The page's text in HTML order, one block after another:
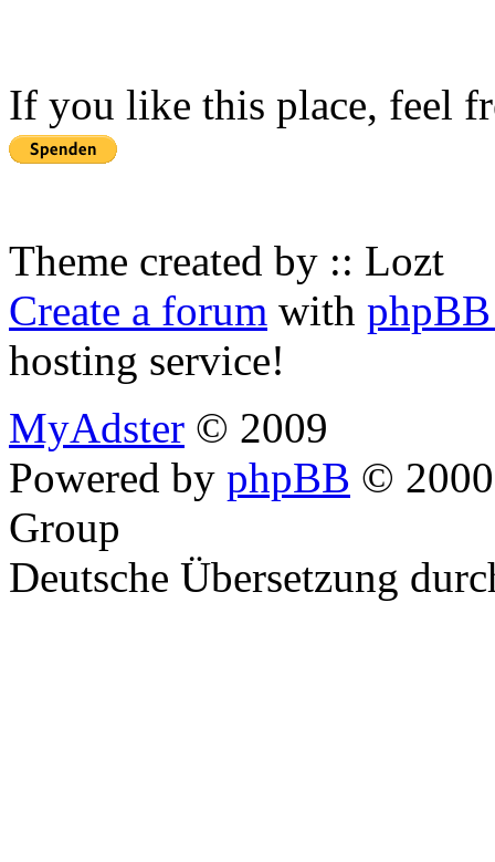
If you like this place, feel
Theme created by :: Lozt
Create a forum with
hosting service!
MyAdster © 2009
Powered by phpBB ©
Group
Deutsche Übersetzung